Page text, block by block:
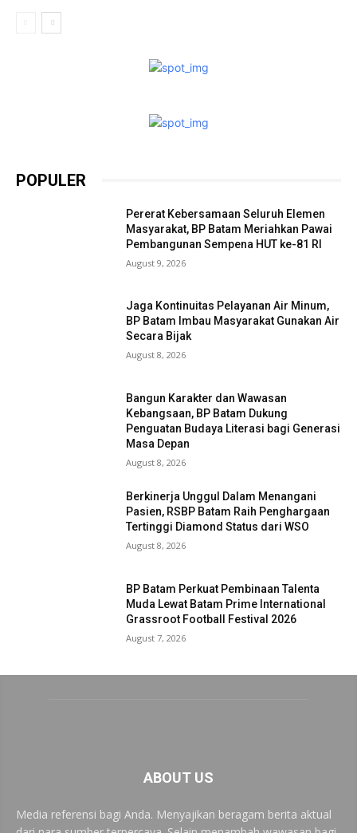
POPULER
Pererat Kebersamaan Seluruh Elemen
Masyarakat, BP Batam Meriahkan Pawai
Pembangunan Sempena HUT ke-81 RI
August 9, 2026
Jaga Kontinuitas Pelayanan Air Minum,
BP Batam Imbau Masyarakat Gunakan Air
Secara Bijak
August 8, 2026
Bangun Karakter dan Wawasan
Kebangsaan, BP Batam Dukung
Penguatan Budaya Literasi bagi Generasi
Masa Depan
August 8, 2026
Berkinerja Unggul Dalam Menangani
Pasien, RSBP Batam Raih Penghargaan
Tertinggi Diamond Status dari WSO
August 8, 2026
BP Batam Perkuat Pembinaan Talenta
Muda Lewat Batam Prime International
Grassroot Football Festival 2026
August 7, 2026
ABOUT US
Media referensi bagi Anda. Menyajikan beragam berita aktual